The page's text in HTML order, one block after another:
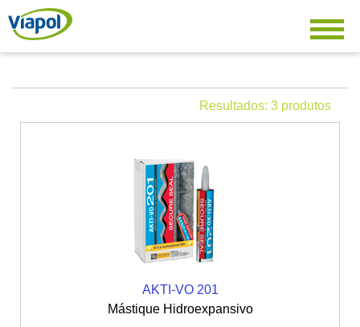
Resultados: 3 produtos
AKTI-VO 201
Mástique Hidroexpansivo